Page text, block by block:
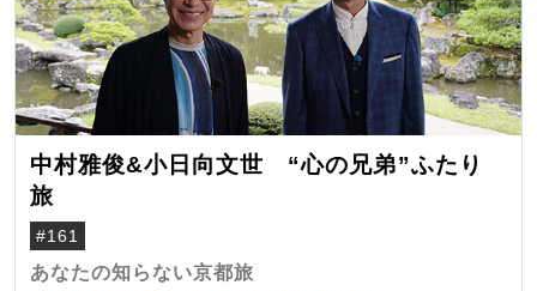
中村雅俊&小日向文世 “心の兄弟”ふたり
旅
#161
あなたの知らない京都旅